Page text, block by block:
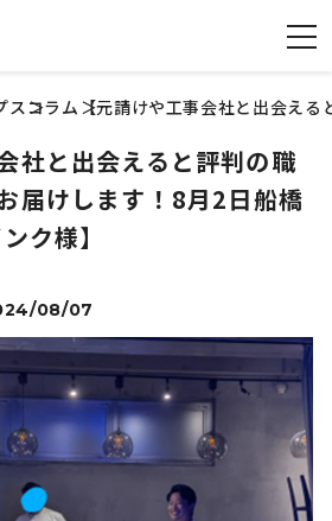
スコラム 【元請けや工事会社と出会え
社と出会えると評判の職
届けします！8月2日船橋
ク様】
08/07